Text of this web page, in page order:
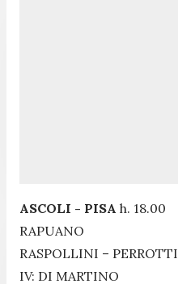
ASCOLI - PISA h. 18.00
RAPUANO
RASPOLLINI – PERROTTI
IV: DI MARTINO